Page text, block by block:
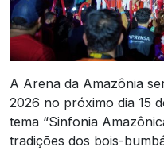
A Arena da Amazônia
2026 no próximo dia 15
tema “Sinfonia
tradições dos bois-